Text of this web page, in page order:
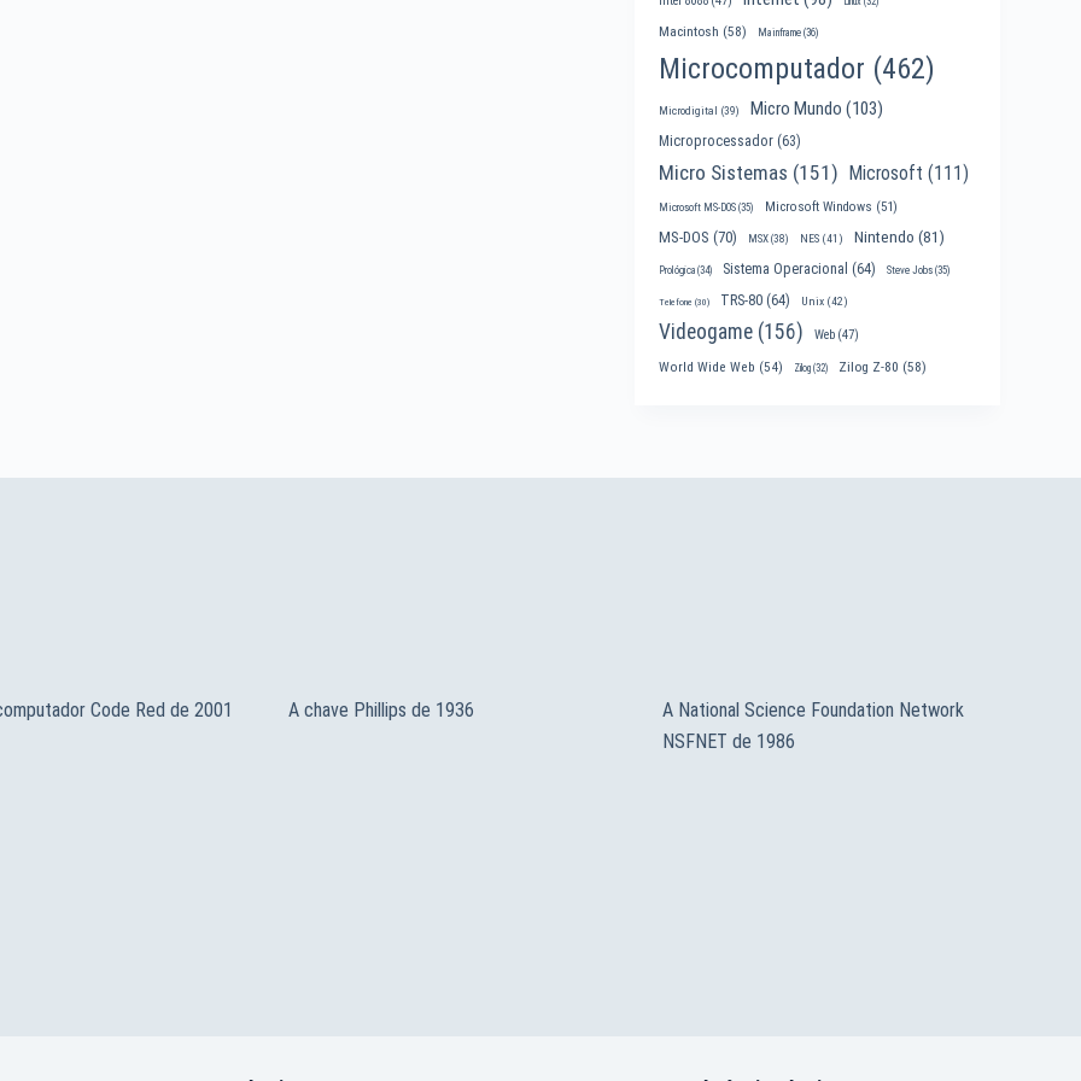
Macintosh (58) Mainframe (36)
Microcomputador (462)
Microdigital (39) Micro Mundo (103)
Microprocessador (63)
Micro Sistemas (151) Microsoft (111)
Microsoft MS-DOS (35) Microsoft Windows (51)
MS-DOS (70) MSX(38) NES (41) Nintendo (81)
Prológica (34) Sistema Operacional (64) Steve Jobs (35)
Telefone (30) TRS-80 (64) Unix (42)
Videogame (156) Web (47)
World Wide Web (54) Zilog (32) Zilog Z-80 (58)
Code Red de 2001 A chave Phillips de 1936
A National Science Foundation Network
NSFNET de 1986